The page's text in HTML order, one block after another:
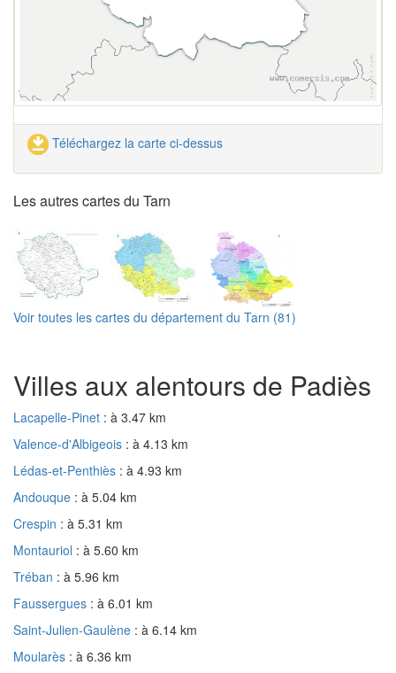
Téléchargez la carte ci-dessus
Les autres cartes du Tarn
Voir toutes les cartes du département du Tarn (81)
Villes aux alentours de Padiès
Lacapelle-Pinet : à 3.47 km
Valence-d'Albigeois : à 4.13 km
Lédas-et-Penthiès : à 4.93 km
Andouque : à 5.04 km
Crespin : à 5.31 km
Montauriol : à 5.60 km
Tréban : à 5.96 km
Faussergues : à 6.01 km
Saint-Julien-Gaulène : à 6.14 km
Moularès : à 6.36 km